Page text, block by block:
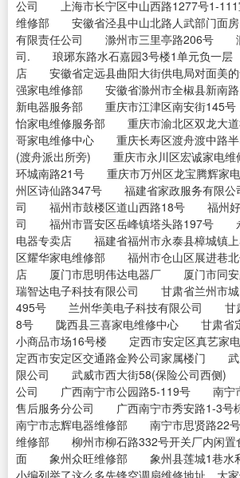
公司 上海市长宁区中山西路1277号1-
维修部 安徽省泾县中山北路人武部门面
有限责任公司 滁州市三里亭路206号 滁
司. 琅琊东路水石嘉园3号楼1单元负一
店 安徽省定远县曲阳大街供电局对面美
强家电维修部 安徽省滁州市全椒县新
新电器服务部 重庆市江津区南安街145
怡家电维修服务部 重庆市渝北区双龙
哥家电维修中心 重庆长寿区渡舟渡中路半
(渡舟派出所旁) 重庆市永川区宏诚家电
环城南路21号 重庆市万州区龙宝腾辉
州区诗仙路347号 福建省家政服务有限公
司 福州市鼓楼区道山西路18号 福州好
司 福州市晋安区岳峰镇塔头路197号 永
电器专卖店 福建省福州市永泰县樟城镇
区耀华家电维修部 福州市仓山区展进巷北
店 厦门市思明伟达电器厂 厦门市同
瑞智达电子科技有限公司 甘肃省兰州市城
495号 兰州华美电子科技有限公司 甘肃
8号 陇西县三喜家电维修中心 甘肃省定
小商品市场16号楼 定西市安定区真艺
定西市安定区交通路金羚公司家属楼门 武
限公司 武威市西大街58(保险公司西侧)
公司 广西南宁市公园路5-119号 南宁市
售后服务分公司 广西南宁市秀安路1-3
南宁市志辉电器维修部 南宁市思贤路
维修部 柳州市柳石路332号开关厂内闲置
面 象州众旺维修部 象州县莲城1巷水